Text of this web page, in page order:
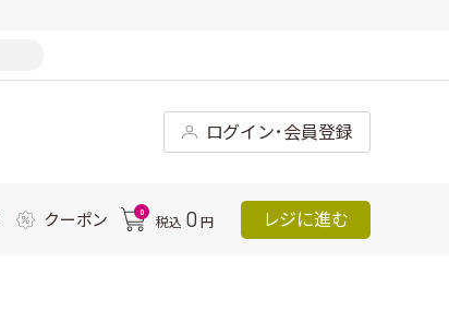
ログイン･会員登録
クーポン 0
税込 0 円 レジに進む